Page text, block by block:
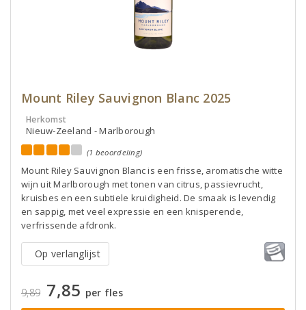
Mount Riley Sauvignon Blanc 2025
Herkomst
Nieuw-Zeeland - Marlborough
(1 beoordeling)
Mount Riley Sauvignon Blanc is een frisse, aromatische witte
wijn uit Marlborough met tonen van citrus, passievrucht,
kruisbes en een subtiele kruidigheid. De smaak is levendig
en sappig, met veel expressie en een knisperende,
verfrissende afdronk.
Op verlanglijst
9,89 7,85 per fles